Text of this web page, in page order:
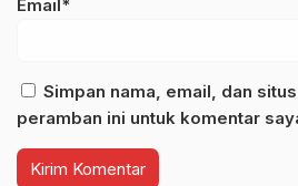
Email*
Simpan nama, email, dan
peramban ini untuk komentar